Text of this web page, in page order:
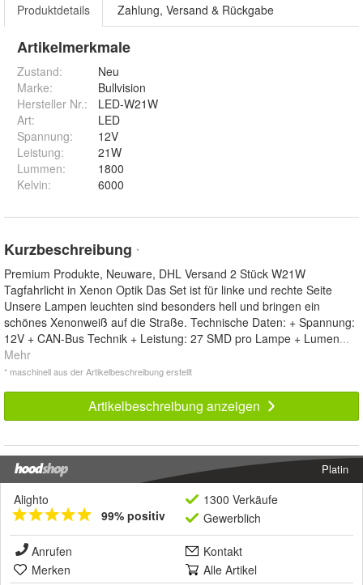
Produktdetails Zahlung, Versand & Rückgabe
Artikelmerkmale
Zustand:
Neu
Marke:
Bullvision
Hersteller Nr.:
LED-W21W
Art:
LED
Spannung:
12V
Leistung:
21W
Lummen:
1800
Kelvin: 6000
Kurzbeschreibung *
Premium Produkte, Neuware, DHL Versand 2 Stück W21W
Tagfahrlicht in Xenon Optik Das Set ist für linke und rechte Seite
Unsere Lampen leuchten sind besonders hell und bringen ein
schönes Xenonweiß auf die Straße. Technische Daten: + Spannung:
12V + CAN-Bus Technik + Leistung: 27 SMD pro Lampe + Lumen...
Mehr
* maschinell aus der Artikelbeschreibung erstellt
Artikelbeschreibung anzeigen
Platin
Alighto
99% positiv
1300 Verkäufe
Gewerblich
Anrufen
Kontakt
Merken
Alle Artikel